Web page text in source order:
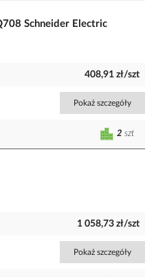
Schneider Electric
408,91 zł/szt
Pokaż szczegóły
2 szt
1 058,73 zł/szt
Pokaż szczegóły